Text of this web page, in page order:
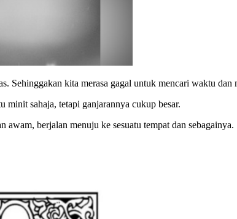
Sehinggakan kita merasa gagal untuk mencari waktu dan
minit sahaja, tetapi ganjarannya cukup besar.
berjalan menuju ke sesuatu tempat dan sebagainya.